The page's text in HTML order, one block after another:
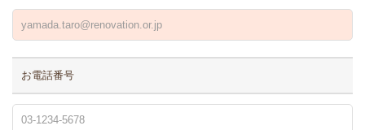
お電話番号